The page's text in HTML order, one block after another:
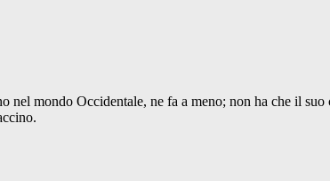
mondo Occidentale, ne fa a meno; non ha che il suo